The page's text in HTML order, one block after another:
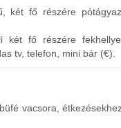
két fő részére
két fő részére
tv, telefon, mini bár (€).
vacsora,